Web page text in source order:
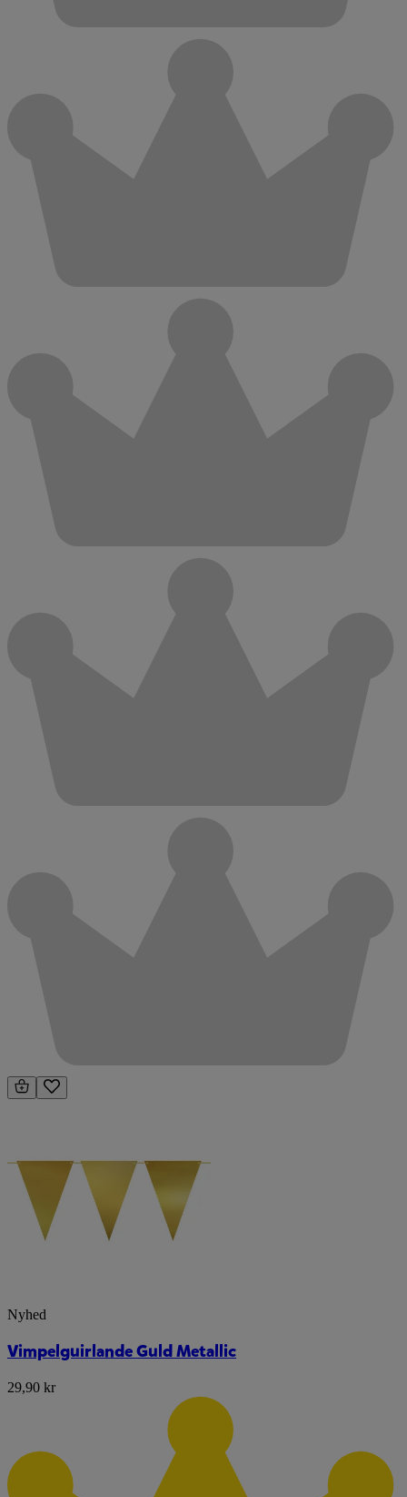
Nyhed
Vimpelguirlande Guld Metallic
29,90 kr